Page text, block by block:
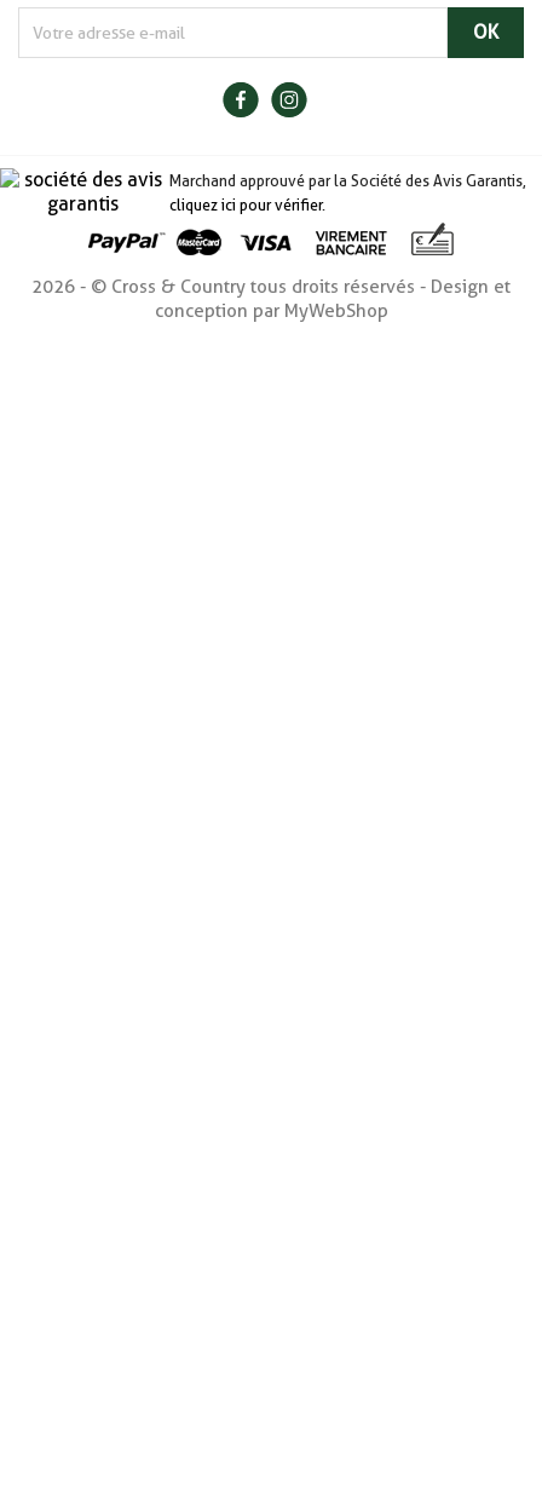
Marchand approuvé par la Société des Avis Garantis,
cliquez ici pour vérifier.
2026 - © Cross & Country tous droits réservés - Design et
conception par MyWebShop